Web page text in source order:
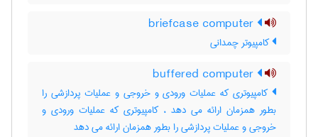
کامپیوتر چمدانی
کامپیوتری که عملیات ورودی و خروجی و عملیات پردازشی را
بطور همزمان ارائه می دهد ، کامپیوتری که عملیات ورودی و
خروجی و عملیات پردازشی را بطور همزمان ارائه می دهد